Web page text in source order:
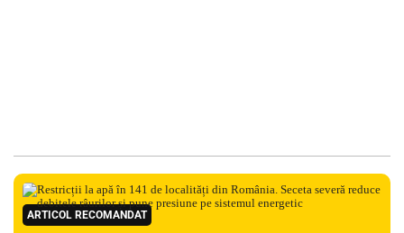
ARTICOL RECOMANDAT